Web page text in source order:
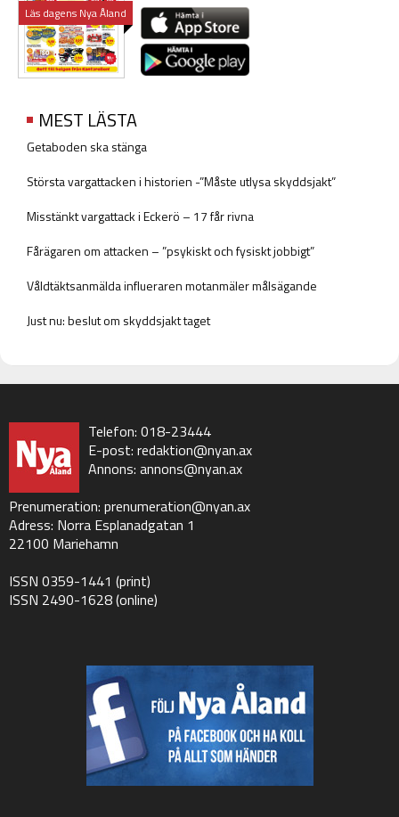
Läs dagens Nya Åland
MEST LÄSTA
Getaboden ska stänga
Största vargattacken i historien -”Måste utlysa skyddsjakt”
Misstänkt vargattack i Eckerö – 17 får rivna
Fårägaren om attacken – ”psykiskt och fysiskt jobbigt”
Våldtäktsanmälda influeraren motanmäler målsägande
Just nu: beslut om skyddsjakt taget
Telefon: 018-23444
E-post: redaktion@nyan.ax
Annons: annons@nyan.ax
Prenumeration: prenumeration@nyan.ax
Adress: Norra Esplanadgatan 1
22100 Mariehamn
ISSN 0359-1441 (print)
ISSN 2490-1628 (online)